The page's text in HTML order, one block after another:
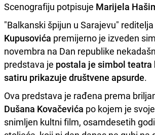
Scenografiju potpisuje Marijela
"Balkanski špijun u Sarajevu" reditelja
Kupusovića premijerno je izveden
novembra na Dan republike
predstava je postala je simbol teatra
satiru prikazuje društvene apsurde.
Ova predstava je rađena prema
Dušana Kovačevića po kojem je
snimljen kultni film, osamdesetih